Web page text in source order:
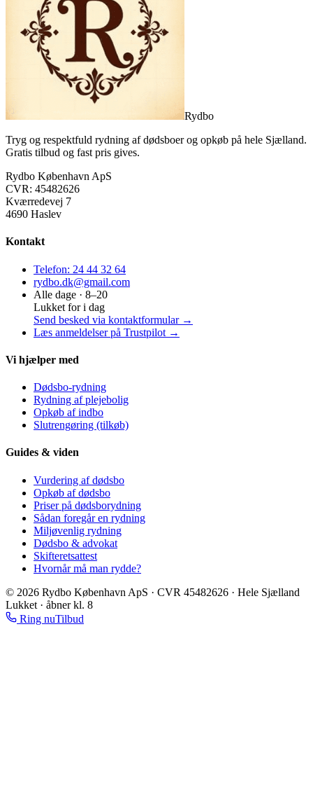
Rydbo
Tryg og respektfuld rydning af dødsboer og opkøb på hele Sjælland.
Gratis tilbud og fast pris gives.
Rydbo København ApS
CVR: 45482626
Kværredevej 7
4690 Haslev
Kontakt
Telefon: 24 44 32 64
rydbo.dk@gmail.com
Alle dage · 8–20
Lukket for i dag
Send besked via kontaktformular →
Læs anmeldelser på Trustpilot →
Vi hjælper med
Dødsbo-rydning
Rydning af plejebolig
Opkøb af indbo
Slutrengøring (tilkøb)
Guides & viden
Vurdering af dødsbo
Opkøb af dødsbo
Priser på dødsborydning
Sådan foregår en rydning
Miljøvenlig rydning
Dødsbo & advokat
Skifteretsattest
Hvornår må man rydde?
© 2026 Rydbo København ApS · CVR 45482626 · Hele Sjælland
Lukket · åbner kl. 8
Ring nuTilbud